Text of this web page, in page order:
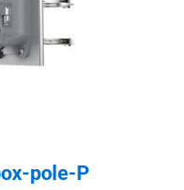
pole-P